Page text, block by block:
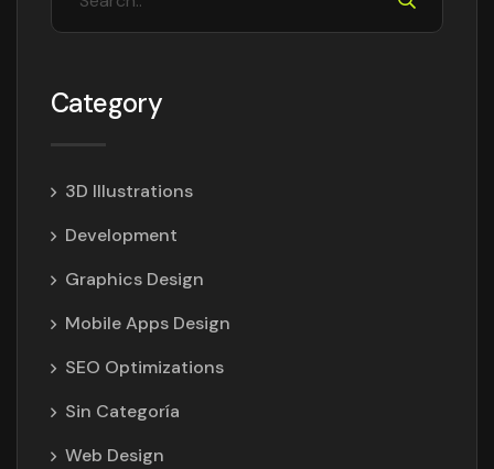
Category
3D Illustrations
Development
Graphics Design
Mobile Apps Design
SEO Optimizations
Sin Categoría
Web Design